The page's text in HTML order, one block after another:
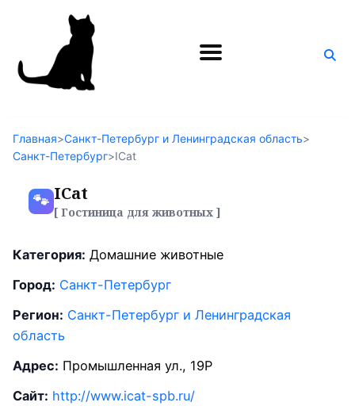
Поиск
Главная>Санкт-Петербург и Ленинградская область>
Санкт-Петербург>ICat
🐾 ICat
[ Гостиница для животных ]
Категория: Домашние животные
Город: Санкт-Петербург
Регион: Санкт-Петербург и Ленинградская
область
Адрес: Промышленная ул., 19Р
Сайт: http://www.icat-spb.ru/